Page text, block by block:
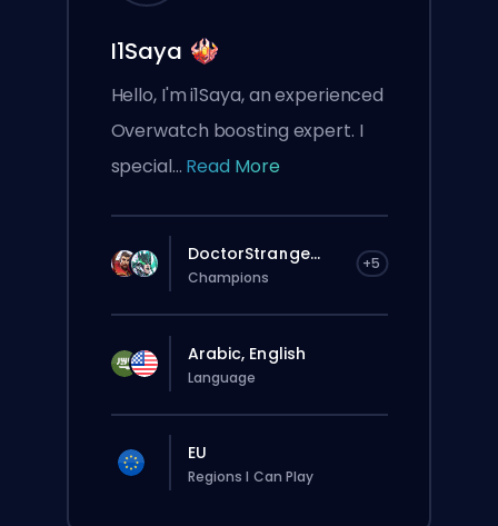
I1Saya
Hello, I'm i1Saya, an experienced
Overwatch boosting expert. I
special... Read More
DoctorStrange... +5
Champions
Arabic, English
Language
EU
Regions I Can Play